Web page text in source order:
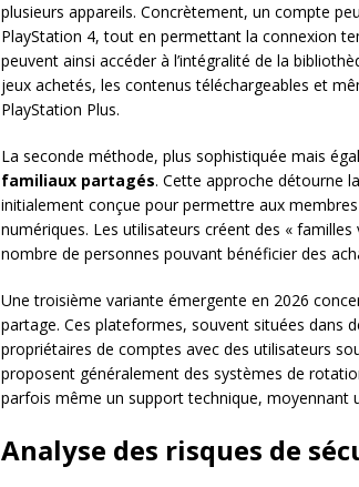
plusieurs appareils. Concrètement, un compte
PlayStation 4, tout en permettant la connexion
peuvent ainsi accéder à l’intégralité de la
jeux achetés, les contenus téléchargeables et
PlayStation Plus.
La seconde méthode, plus sophistiquée mais
familiaux partagés. Cette approche détourne
initialement conçue pour permettre aux
numériques. Les utilisateurs créent des «
nombre de personnes pouvant bénéficier des
Une troisième variante émergente en 2026
partage. Ces plateformes, souvent situées dans
propriétaires de comptes avec des utilisateurs
proposent généralement des systèmes de
parfois même un support technique, moyennant
Analyse des risques de